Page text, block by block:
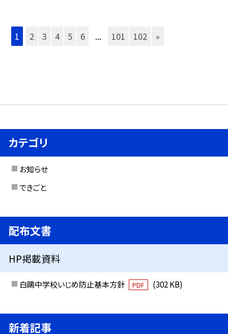
1 2 3 4 5 6 ... 101 102 »
カテゴリ
お知らせ
できごと
配布文書
HP掲載資料
白鷗中学校いじめ防止基本方針 PDF (302 KB)
新着記事